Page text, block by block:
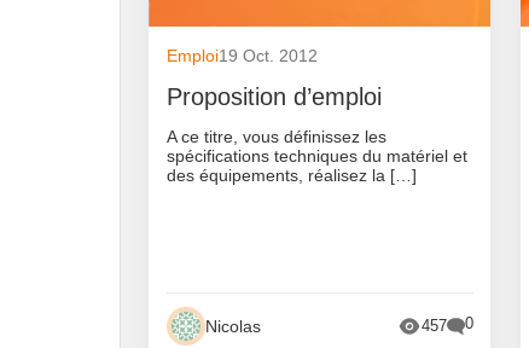
Emploi19 Oct. 2012
Proposition d’emploi
A ce titre, vous définissez les
spécifications techniques du matériel et
des équipements, réalisez la […]
Nicolas 457 0